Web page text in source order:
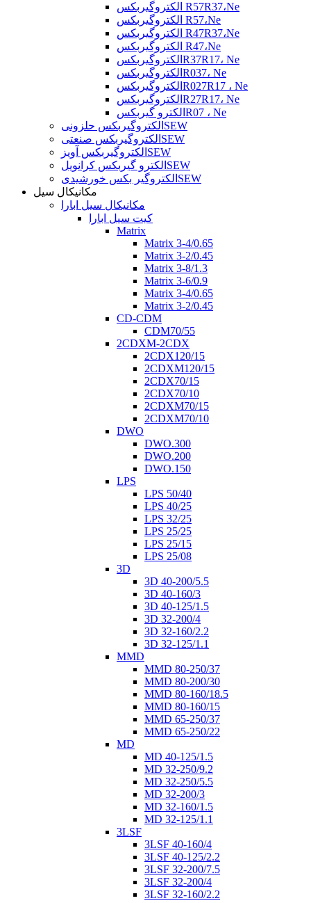
الکتروگیربکس R57R37،Ne
الکتروگیربکس R57،Ne
الکتروگیربکس R47R37،Ne
الکتروگیربکس R47،Ne
الکتروگیربکسR37R17، Ne
الکتروگیربکسR037، Ne
الکتروگیربکسR027R17 ، Ne
الکتروگیربکسR27R17، Ne
الکترو گیربکسR07 ، Ne
الکتروگیربکس حلزونیSEW
الکتروگیربکس صنعتیSEW
الکتروگیربکس آویزSEW
الکترو گیربکس کرانویلSEW
الکتروگیر بکس خورشیدیSEW
مکانیکال سیل
مکانیکال سیل ابارا
کیت سیل ابارا
Matrix
Matrix 3-4/0.65
Matrix 3-2/0.45
Matrix 3-8/1.3
Matrix 3-6/0.9
Matrix 3-4/0.65
Matrix 3-2/0.45
CD-CDM
CDM70/55
2CDXM-2CDX
2CDX120/15
2CDXM120/15
2CDX70/15
2CDX70/10
2CDXM70/15
2CDXM70/10
DWO
DWO.300
DWO.200
DWO.150
LPS
LPS 50/40
LPS 40/25
LPS 32/25
LPS 25/25
LPS 25/15
LPS 25/08
3D
3D 40-200/5.5
3D 40-160/3
3D 40-125/1.5
3D 32-200/4
3D 32-160/2.2
3D 32-125/1.1
MMD
MMD 80-250/37
MMD 80-200/30
MMD 80-160/18.5
MMD 80-160/15
MMD 65-250/37
MMD 65-250/22
MD
MD 40-125/1.5
MD 32-250/9.2
MD 32-250/5.5
MD 32-200/3
MD 32-160/1.5
MD 32-125/1.1
3LSF
3LSF 40-160/4
3LSF 40-125/2.2
3LSF 32-200/7.5
3LSF 32-200/4
3LSF 32-160/2.2